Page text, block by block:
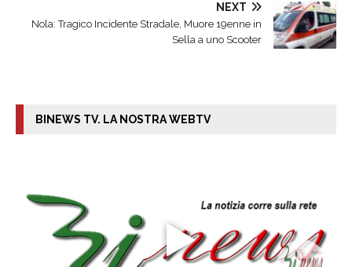
NEXT
Nola: Tragico Incidente Stradale, Muore 19enne in
Sella a uno Scooter
BINEWS TV. LA NOSTRA WEBTV